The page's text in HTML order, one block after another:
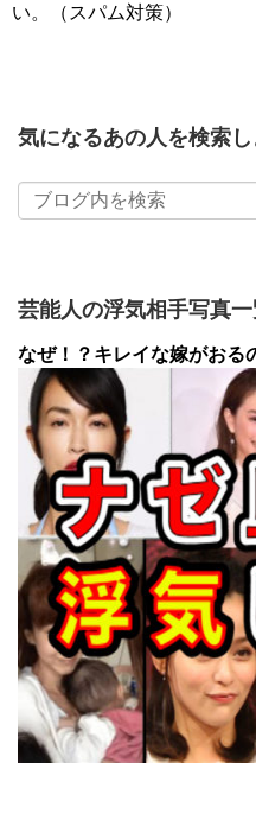
い。（スパム対策）
気になるあの人を検索し
芸能人の浮気相手写真
なぜ！？キレイな嫁がおる